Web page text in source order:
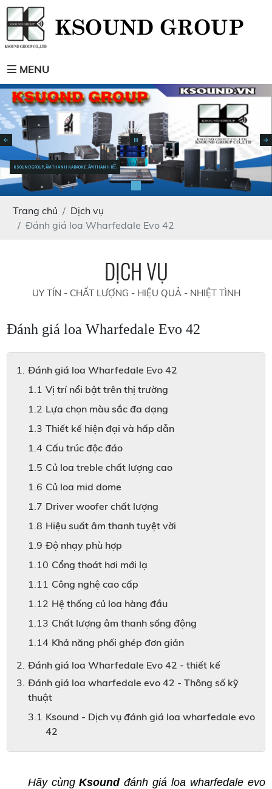
MENU
KSOUND GROUP, ÂM THANH KARAOKE, ÂM THANH RẺ
Trang chủ
Dịch vụ
Đánh giá loa Wharfedale Evo 42
DỊCH VỤ
UY TÍN - CHẤT LƯỢNG - HIỆU QUẢ - NHIỆT TÌNH
Đánh giá loa Wharfedale Evo 42
Đánh giá loa Wharfedale Evo 42
Vị trí nổi bật trên thị trường
Lựa chọn màu sắc đa dạng
Thiết kế hiện đại và hấp dẫn
Cấu trúc độc đáo
Củ loa treble chất lượng cao
Củ loa mid dome
Driver woofer chất lượng
Hiệu suất âm thanh tuyệt vời
Độ nhạy phù hợp
Cổng thoát hơi mới lạ
Công nghệ cao cấp
Hệ thống củ loa hàng đầu
Chất lượng âm thanh sống động
Khả năng phối ghép đơn giản
Đánh giá loa Wharfedale Evo 42 - thiết kế
Đánh giá loa wharfedale evo 42 - Thông số kỹ
thuật
Ksound - Dịch vụ đánh giá loa wharfedale evo
42
Hãy cùngKsoundđánh giá loa wharfedale evo